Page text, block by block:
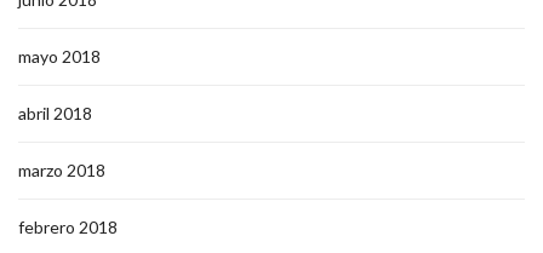
mayo 2018
abril 2018
marzo 2018
febrero 2018